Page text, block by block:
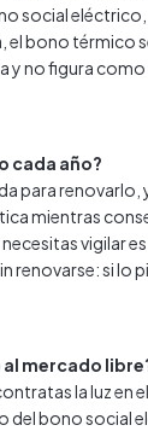
social
el bono térmico
y no figura
cada año?
para renovarlo,
mientras
vigilar
renovarse: si lo
al mercado
la luz en
del bono social